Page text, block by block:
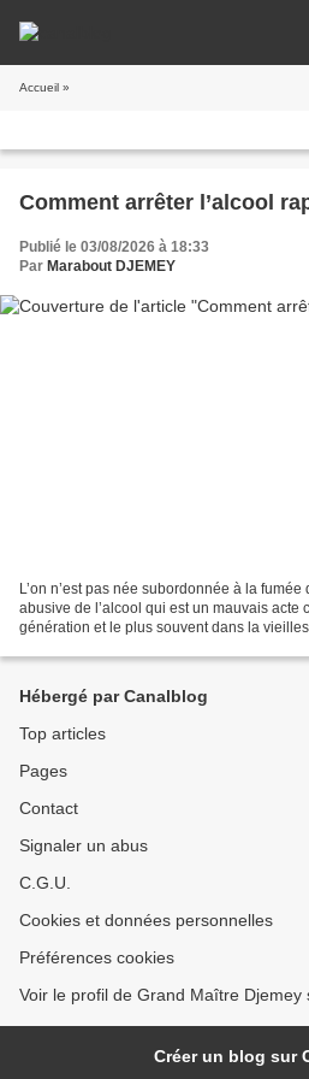
Accueil »
Comment arrêter l’alcool
Publié le 03/08/2026 à 18:33
Par Marabout DJEMEY
L’on n’est pas née subordonnée à la
abusive de l’alcool qui est un mauvais acte
génération et le plus souvent dans la
Hébergé par Canalblog
Top articles
Pages
Contact
Signaler un abus
C.G.U.
Cookies et données personnelles
Préférences cookies
Voir le profil de Grand Maître Djemey
Créer un blog sur